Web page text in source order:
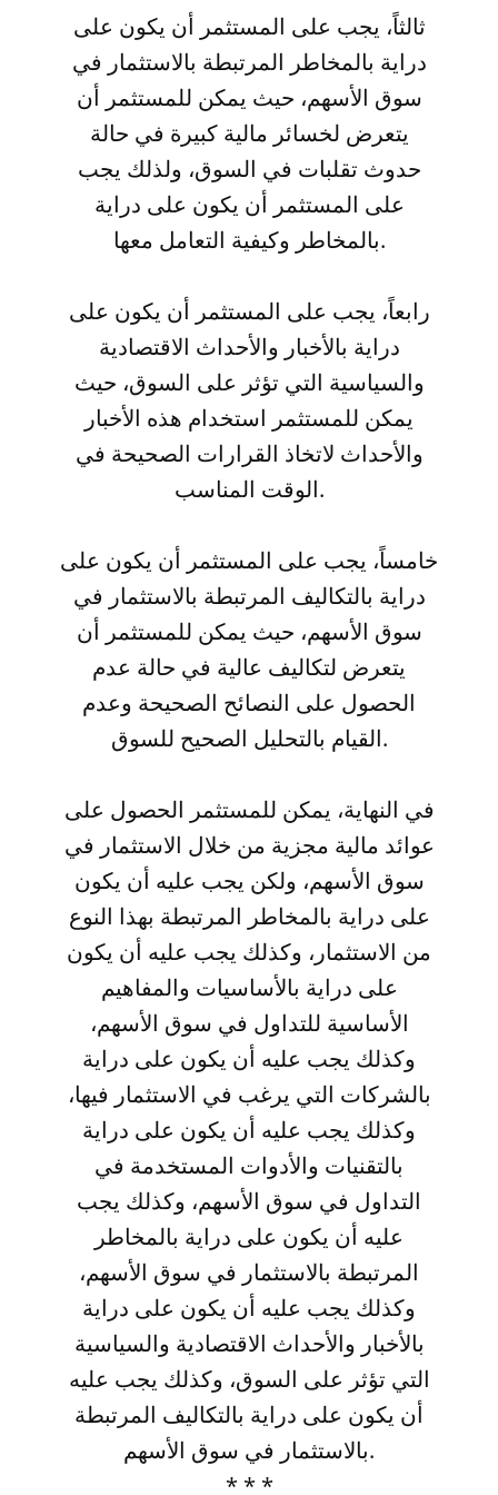
ثالثاً، يجب على المستثمر أن يكون على
دراية بالمخاطر المرتبطة بالاستثمار في
سوق الأسهم، حيث يمكن للمستثمر أن
يتعرض لخسائر مالية كبيرة في حالة
حدوث تقلبات في السوق، ولذلك يجب
على المستثمر أن يكون على دراية
بالمخاطر وكيفية التعامل معها.
رابعاً، يجب على المستثمر أن يكون على
دراية بالأخبار والأحداث الاقتصادية
والسياسية التي تؤثر على السوق، حيث
يمكن للمستثمر استخدام هذه الأخبار
والأحداث لاتخاذ القرارات الصحيحة في
الوقت المناسب.
خامساً، يجب على المستثمر أن يكون على
دراية بالتكاليف المرتبطة بالاستثمار في
سوق الأسهم، حيث يمكن للمستثمر أن
يتعرض لتكاليف عالية في حالة عدم
الحصول على النصائح الصحيحة وعدم
القيام بالتحليل الصحيح للسوق.
في النهاية، يمكن للمستثمر الحصول على
عوائد مالية مجزية من خلال الاستثمار في
سوق الأسهم، ولكن يجب عليه أن يكون
على دراية بالمخاطر المرتبطة بهذا النوع
من الاستثمار، وكذلك يجب عليه أن يكون
على دراية بالأساسيات والمفاهيم
الأساسية للتداول في سوق الأسهم،
وكذلك يجب عليه أن يكون على دراية
بالشركات التي يرغب في الاستثمار فيها،
وكذلك يجب عليه أن يكون على دراية
بالتقنيات والأدوات المستخدمة في
التداول في سوق الأسهم، وكذلك يجب
عليه أن يكون على دراية بالمخاطر
المرتبطة بالاستثمار في سوق الأسهم،
وكذلك يجب عليه أن يكون على دراية
بالأخبار والأحداث الاقتصادية والسياسية
التي تؤثر على السوق، وكذلك يجب عليه
أن يكون على دراية بالتكاليف المرتبطة
بالاستثمار في سوق الأسهم.
* * *